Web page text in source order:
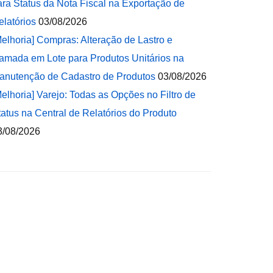
Status da Nota Fiscal na Exportação de
03/08/2026
Compras: Alteração de Lastro e
em Lote para Produtos Unitários na
de Cadastro de Produtos 03/08/2026
Varejo: Todas as Opções no Filtro de
na Central de Relatórios do Produto
08/2026